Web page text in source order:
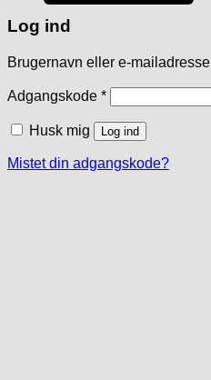
Log ind
Brugernavn eller e-mailadresse
Adgangskode *Påkrævet
Husk mig Log ind
Mistet din adgangskode?